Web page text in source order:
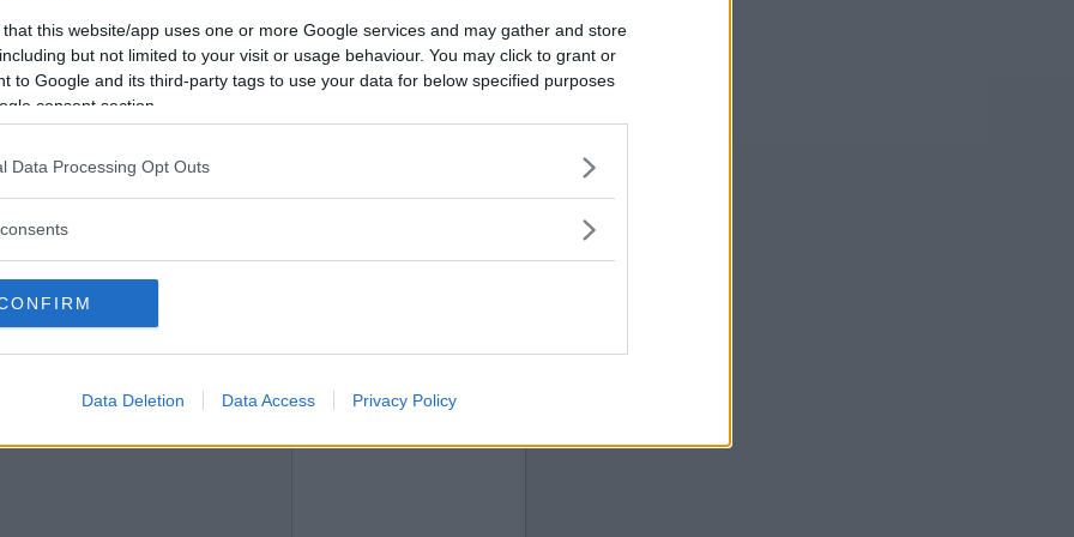
that this website/app uses one or more Google services and may gather and store
but not limited to your visit or usage behaviour. You may click to grant or
to Google and its third-party tags to use your data for below specified purposes
consent section.
Data Processing Opt Outs
Data Deletion Data Access Privacy Policy
2022-03-22 00:22
Vill du bli
medlem?